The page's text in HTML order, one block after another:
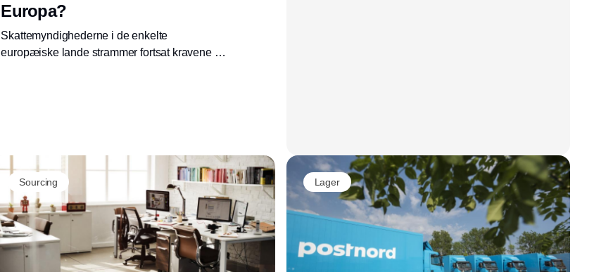
Europa?
Skattemyndighederne i de enkelte
europæiske lande strammer fortsat kravene til
Sourcing Lager